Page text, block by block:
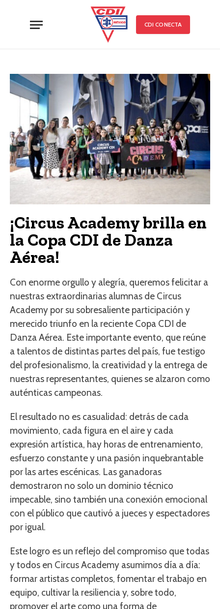
CDI CONECTA
¡Circus Academy brilla en
la Copa CDI de Danza
Aérea!
Con enorme orgullo y alegría, queremos felicitar a
nuestras extraordinarias alumnas de Circus
Academy por su sobresaliente participación y
merecido triunfo en la reciente Copa CDI de
Danza Aérea. Este importante evento, que reúne
a talentos de distintas partes del país, fue testigo
del profesionalismo, la creatividad y la entrega de
nuestras representantes, quienes se alzaron como
auténticas campeonas.
El resultado no es casualidad: detrás de cada
movimiento, cada figura en el aire y cada
expresión artística, hay horas de entrenamiento,
esfuerzo constante y una pasión inquebrantable
por las artes escénicas. Las ganadoras
demostraron no solo un dominio técnico
impecable, sino también una conexión emocional
con el público que cautivó a jueces y espectadores
por igual.
Este logro es un reflejo del compromiso que todas
y todos en Circus Academy asumimos día a día:
formar artistas completos, fomentar el trabajo en
equipo, cultivar la resiliencia y, sobre todo,
promover el arte como una forma de